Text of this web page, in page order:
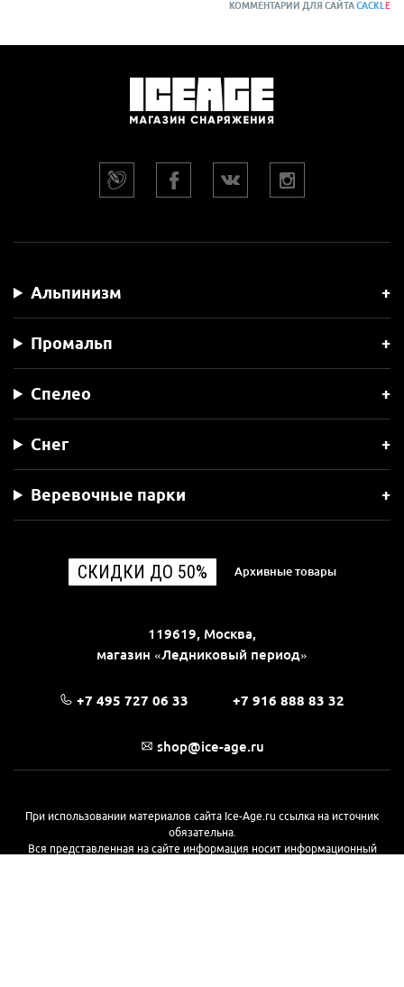
КОММЕНТАРИИ ДЛЯ САЙТАCACKLE
Альпинизм
Промальп
Спелео
Снег
Веревочные парки
СКИДКИ ДО 50% Архивные товары
119619, Москва,
магазин «Ледниковый период»
+7 495 727 06 33 +7 916 888 83 32
shop@ice-age.ru
При использовании материалов сайта Ice-Age.ru ссылка на источник
обязательна.
Вся представленная на сайте информация носит информационный